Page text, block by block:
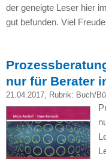
der geneigte Leser hier
gut befunden. Viel
nur für Berater
21.04.2017, Rubrik: Buch/